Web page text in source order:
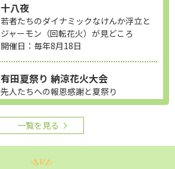
十八夜
若者たちのダイナミックなけんか浮立と
ジャーモン（回転花火）が見どころ
開催日：毎年8月18日
有田夏祭り 納涼花火大会
先人たちへの報恩感謝と夏祭り
開催日：令和8年10月4日(日)開催予定
一覧を見る